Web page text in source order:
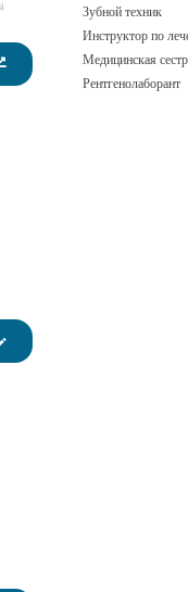
Зубной техник
Инструктор по
Медицинская
Рентгенолаборант